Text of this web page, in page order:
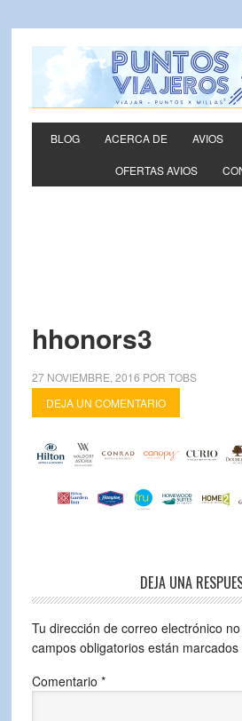
BLOG ACERCA DE AVIOS
OFERTAS AVIOS
hhonors3
27 NOVIEMBRE, 2016 POR TOBS
DEJA UN COMENTARIO
DEJA UNA
Tu dirección de correo electrónico
campos obligatorios están marcados
Comentario *